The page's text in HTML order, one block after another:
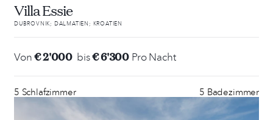
Villa Essie
DUBROVNIK; DALMATIEN; KROATIEN
Von€ 2'000 bis€ 6'300 Pro Nacht
5 Schlafzimmer 5 Badezimmer